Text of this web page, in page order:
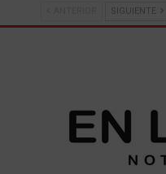
SIGUIENTE